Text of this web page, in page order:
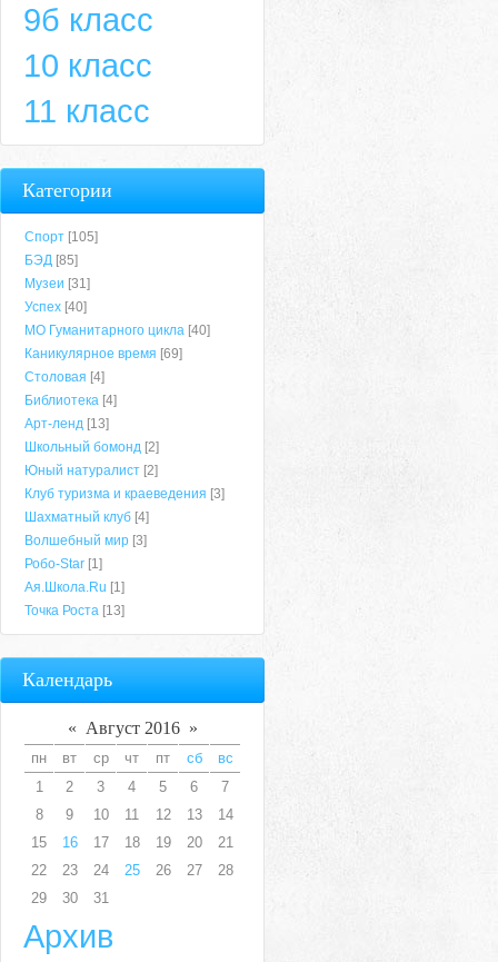
9б класс
10 класс
11 класс
Категории
Спорт [105]
БЭД [85]
Музеи [31]
Успех [40]
МО Гуманитарного цикла [40]
Каникулярное время [69]
Столовая [4]
Библиотека [4]
Арт-ленд [13]
Школьный бомонд [2]
Юный натуралист [2]
Клуб туризма и краеведения [3]
Шахматный клуб [4]
Волшебный мир [3]
Робо-Star [1]
Ая.Школа.Ru [1]
Точка Роста [13]
Календарь
« Август 2016 »
пн вт ср чт пт сб
вс
1
2 3 4 5 6
7
8
9 10 11 12 13
14
15
16 17 18 19 20
21
22
23 24 25 26 27
28
29
30 31
Архив